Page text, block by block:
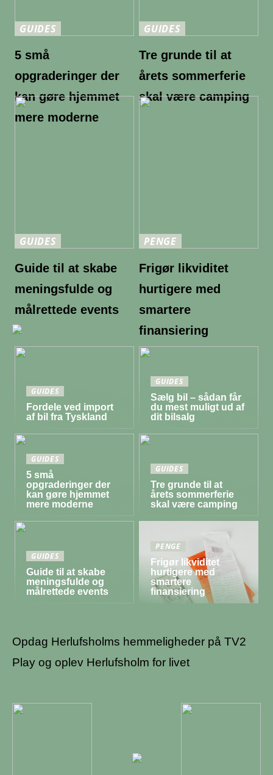
GUIDES
5 små
opgraderinger der
kan gøre hjemmet
mere moderne
GUIDES
Tre grunde til at
årets sommerferie
skal være camping
GUIDES
Guide til at skabe
meningsfulde og
målrettede events
PENGE
Frigør likviditet
hurtigere med
smartere
finansiering
GUIDES
Fordele ved import
af bil fra Tyskland
GUIDES
Sælg bil – sådan får
du mest muligt ud af
dit bilsalg
GUIDES
5 små
opgraderinger der
kan gøre hjemmet
mere moderne
GUIDES
Tre grunde til at
årets sommerferie
skal være camping
GUIDES
Guide til at skabe
meningsfulde og
målrettede events
PENGE
Frigør likviditet
hurtigere med
smartere
finansiering
Opdag Herlufsholms hemmeligheder på TV2
Play og oplev Herlufsholm for livet